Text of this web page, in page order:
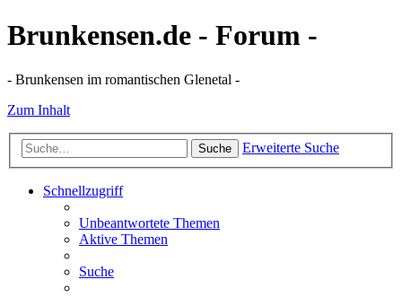
Brunkensen.de - Forum -
- Brunkensen im romantischen Glenetal -
Zum Inhalt
Suche Erweiterte Suche
Schnellzugriff
Unbeantwortete Themen
Aktive Themen
Suche